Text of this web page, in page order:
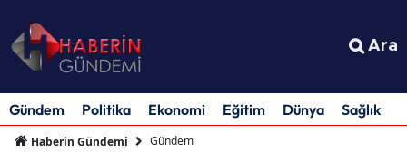
Ara
Gündem Politika Ekonomi Eğitim Dünya Sağlık
Haberin Gündemi Gündem